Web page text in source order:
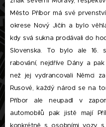
Město Příbor má své
okrese Nový Jičín a bylo
kdy svá sukna prodávali do
Slovenska. To bylo ale 16.
rabování, nejdříve Dány a
než jej vydrancovali Němci
Rusové, každý národ se na
Příbor ale neupadl v
automobilů pak jistě mají